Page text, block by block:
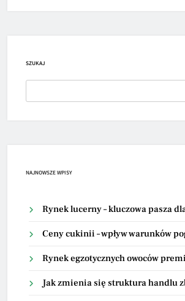
SZUKAJ
NAJNOWSZE WPISY
Rynek lucerny – kluczowa pasza
Ceny cukinii – wpływ warunków
Rynek egzotycznych owoców
Jak zmienia się struktura handlu